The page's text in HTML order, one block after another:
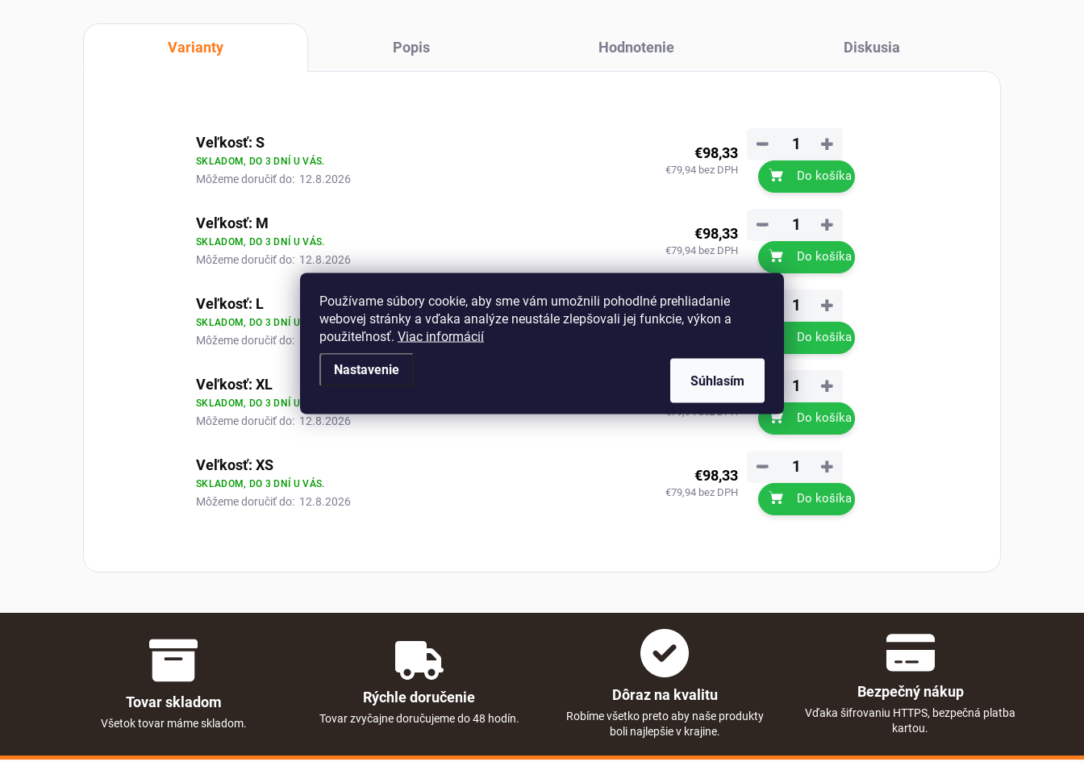
Používame súbory cookie, aby sme vám umožnili pohodlné prehliadanie
webovej stránky a vďaka analýze neustále zlepšovali jej funkcie, výkon a
použiteľnosť. Viac informácií
Nastavenie
Súhlasím
Varianty Popis Hodnotenie Diskusia
Veľkosť: S
SKLADOM, DO 3 DNÍ U VÁS.
Môžeme doručiť do: 12.8.2026
€98,33
€79,94 bez DPH
+
−
Do košíka
Veľkosť: M
SKLADOM, DO 3 DNÍ U VÁS.
Môžeme doručiť do: 12.8.2026
€98,33
€79,94 bez DPH
+
−
Do košíka
Veľkosť: L
SKLADOM, DO 3 DNÍ U VÁS.
Môžeme doručiť do: 12.8.2026
€98,33 +
Do košíka
Veľkosť: XL
SKLADOM, DO 3 DNÍ U VÁS.
Môžeme doručiť do: 12.8.2026
€79,94 bez DPH
+
Do košíka
Veľkosť: XS
SKLADOM, DO 3 DNÍ U VÁS.
Môžeme doručiť do: 12.8.2026
€98,33
€79,94 bez DPH
+
−
Do košíka
Tovar skladom
Všetok tovar máme skladom.
Rýchle doručenie
Tovar zvyčajne doručujeme do 48 hodín.
Dôraz na kvalitu
Robíme všetko preto aby naše produkty
boli najlepšie v krajine.
Bezpečný nákup
Vďaka šifrovaniu HTTPS, bezpečná platba
kartou.